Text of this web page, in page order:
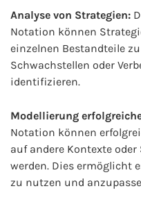
Analyse von Strategien:
Notation können
einzelnen Bestandteile
Schwachstellen oder
identifizieren.
Modellierung
Notation können
auf andere Kontexte
werden. Dies ermöglicht
zu nutzen und